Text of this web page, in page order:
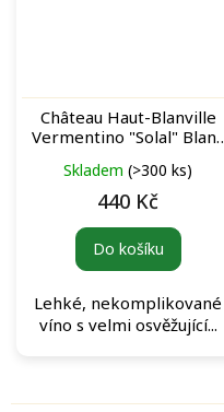
Château Haut-Blanville
Vermentino "Solal" Blanc
Skladem (>300 ks)
440 Kč
Do košíku
Lehké, nekomplikované
víno s velmi osvěžující...